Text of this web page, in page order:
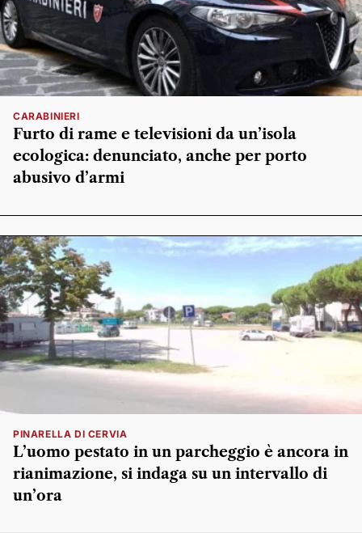
CARABINIERI
Furto di rame e televisioni da un’isola
ecologica: denunciato, anche per porto
abusivo d’armi
PINARELLA DI CERVIA
L’uomo pestato in un parcheggio è ancora in
rianimazione, si indaga su un intervallo di
un’ora